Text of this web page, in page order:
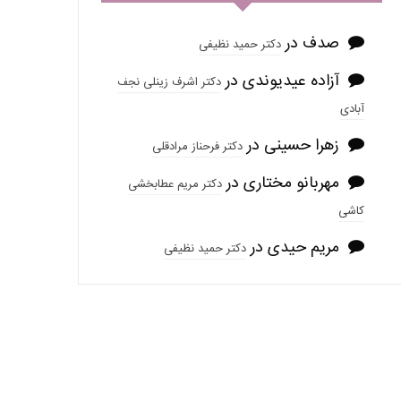
صدف دردکتر حمید نظیفی
آزاده عیدیوندی دردکتر اشرف زینلی نجف
آبادی
زهرا حسینی دردکتر فرحناز مرادقلی
مهربانو مختاری دردکتر مریم عطابخشی
کاشی
مریم حیدی دردکتر حمید نظیفی